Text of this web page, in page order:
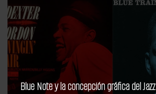
Blue Note y la concepción gráfica del Jazz